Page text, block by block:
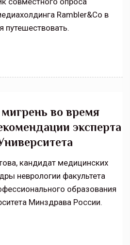
Rambler&Co в
путешествовать.
во время
эксперта
кандидат медицинских
неврологии факультета
образования
Минздрава России.